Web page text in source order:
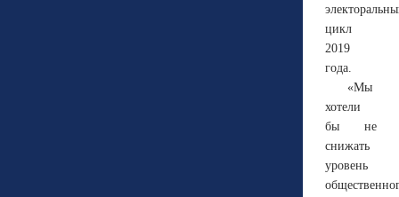
цикл
2019
года.
«Мы
хотели
бы не
снижать
уровень